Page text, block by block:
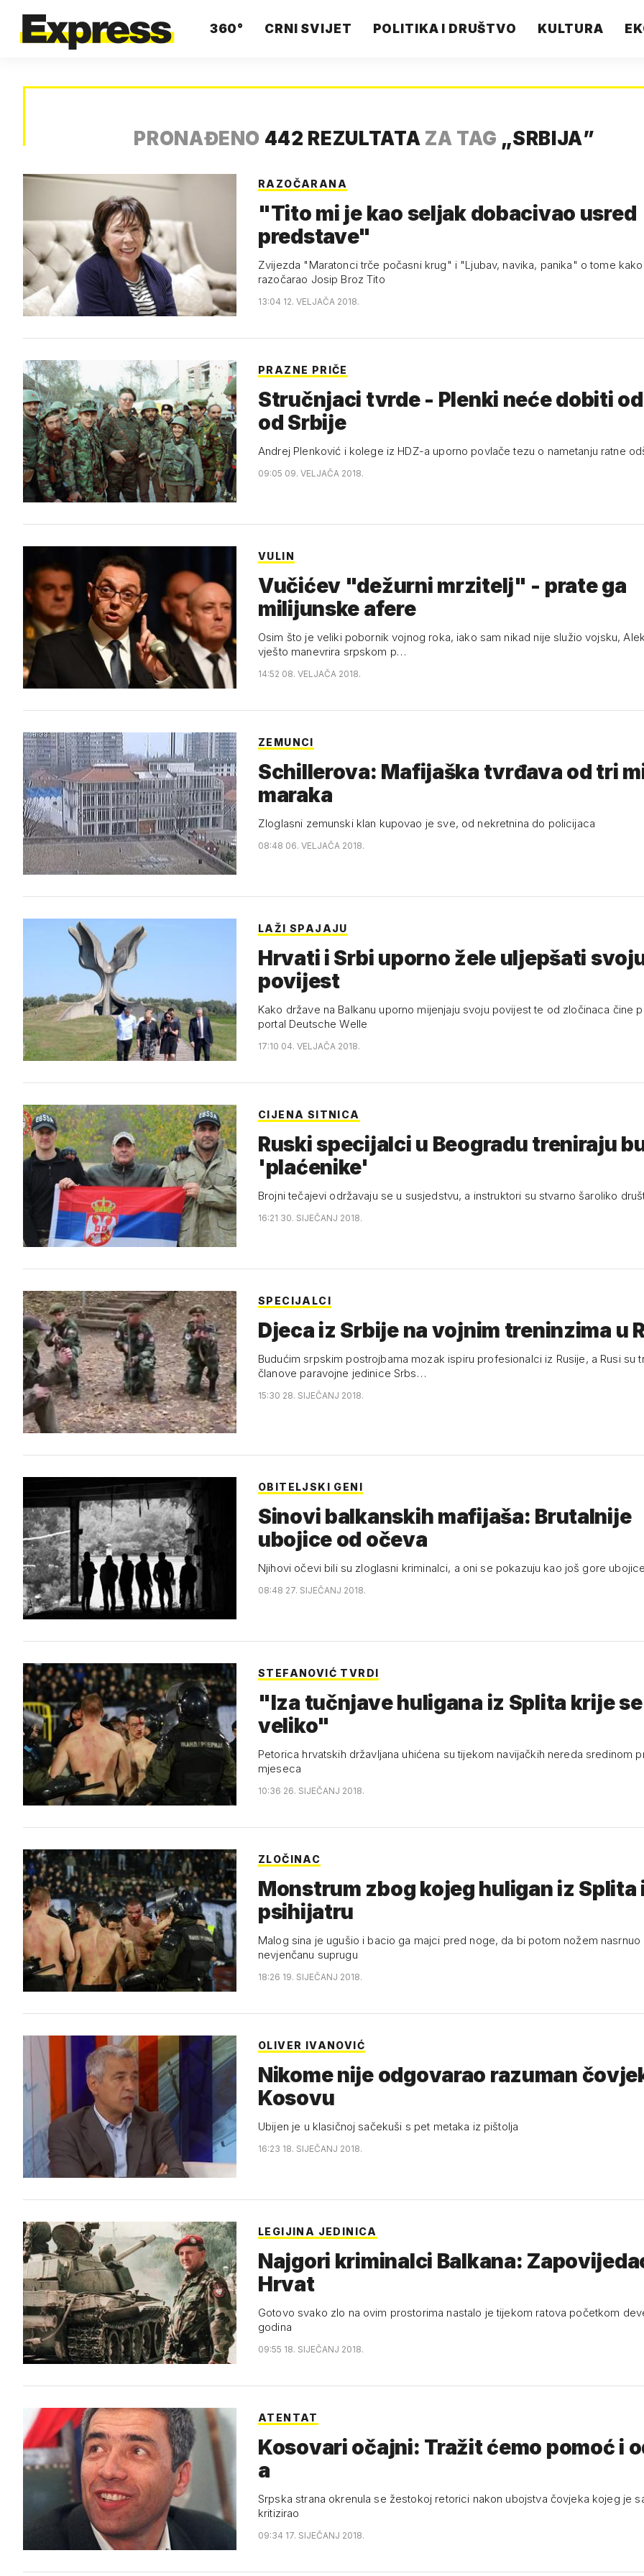
360° CRNI SVIJET POLITIKA I DRUŠTVO KULTURA
PRONAĐENO 442 REZULTATA ZA TAG „SRBIJA”
RAZOČARANA
"Tito mi je kao seljak dobacivao usred
predstave"
Zvijezda "Maratonci trče počasni krug" i "Ljubav, navika, panika" o tome kako
razočarao Josip Broz Tito
13:04 12. VELJAČA 2018.
PRAZNE PRIČE
Stručnjaci tvrde - Plenki neće dobiti
od Srbije
Andrej Plenković i kolege iz HDZ-a uporno povlače tezu o nametanju ratne
09:05 09. VELJAČA 2018.
VULIN
Vučićev "dežurni mrzitelj" - prate ga
milijunske afere
Osim što je veliki pobornik vojnog roka, iako sam nikad nije služio vojsku,
vješto manevrira srpskom p…
14:52 08. VELJAČA 2018.
ZEMUNCI
Schillerova: Mafijaška tvrđava od tri
maraka
Zloglasni zemunski klan kupovao je sve, od nekretnina do policijaca
08:48 06. VELJAČA 2018.
LAŽI SPAJAJU
Hrvati i Srbi uporno žele uljepšati
povijest
Kako države na Balkanu uporno mijenjaju svoju povijest te od zločinaca čine
portal Deutsche Welle
17:10 04. VELJAČA 2018.
CIJENA SITNICA
Ruski specijalci u Beogradu treniraju
'plaćenike'
Brojni tečajevi održavaju se u susjedstvu, a instruktori su stvarno šaroliko
16:21 30. SIJEČANJ 2018.
SPECIJALCI
Djeca iz Srbije na vojnim treninzima u
Budućim srpskim postrojbama mozak ispiru profesionalci iz Rusije, a Rusi su
članove paravojne jedinice Srbs…
15:30 28. SIJEČANJ 2018.
OBITELJSKI GENI
Sinovi balkanskih mafijaša: Brutalnije
ubojice od očeva
Njihovi očevi bili su zloglasni kriminalci, a oni se pokazuju kao još gore
08:48 27. SIJEČANJ 2018.
STEFANOVIĆ TVRDI
"Iza tučnjave huligana iz Splita krije
veliko"
Petorica hrvatskih državljana uhićena su tijekom navijačkih nereda sredinom
mjeseca
10:36 26. SIJEČANJ 2018.
ZLOČINAC
Monstrum zbog kojeg huligan iz Splita
psihijatru
Malog sina je ugušio i bacio ga majci pred noge, da bi potom nožem nasrnuo
nevjenčanu suprugu
18:26 19. SIJEČANJ 2018.
OLIVER IVANOVIĆ
Nikome nije odgovarao razuman
Kosovu
Ubijen je u klasičnoj sačekuši s pet metaka iz pištolja
16:23 18. SIJEČANJ 2018.
LEGIJINA JEDINICA
Najgori kriminalci Balkana:
Hrvat
Gotovo svako zlo na ovim prostorima nastalo je tijekom ratova početkom
godina
09:55 18. SIJEČANJ 2018.
ATENTAT
Kosovari očajni: Tražit ćemo pomoć i
a
Srpska strana okrenula se žestokoj retorici nakon ubojstva čovjeka kojeg je
kritizirao
09:34 17. SIJEČANJ 2018.